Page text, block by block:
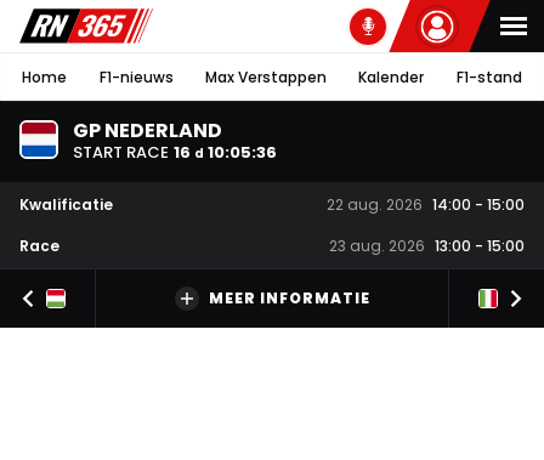
Home F1-nieuws Max Verstappen Kalender F1-stand
GP NEDERLAND
START RACE 16 d 10:05:36
Kwalificatie 22 aug. 2026 14:00 - 15:00
Race
23 aug. 2026 13:00 - 15:00
MEER INFORMATIE